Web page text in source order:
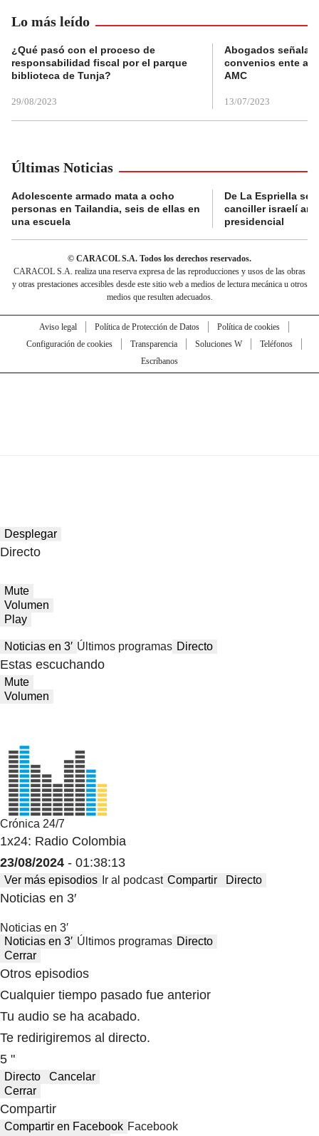
Lo más leído
¿Qué pasó con el proceso de
responsabilidad fiscal por el parque
biblioteca de Tunja?
29/08/2023
Abogados
convenios ente
AMC
13/07/2023
Últimas Noticias
Adolescente armado mata a ocho
personas en Tailandia, seis de ellas en
una escuela
De La Espriella se
canciller israelí
presidencial
© CARACOL S.A. Todos los derechos reservados.
CARACOL S.A. realiza una reserva expresa de las reproducciones y usos de las obras
y otras prestaciones accesibles desde este sitio web a medios de lectura mecánica u otros
medios que resulten adecuados.
Aviso legal Política de Protección de Datos
Política de cookies
Configuración de cookies
Transparencia Soluciones W
Teléfonos
Escríbanos
Desplegar
Directo
Mute
Volumen
Play
Noticias en 3′ Últimos programas Directo
Estas escuchando
Mute
Volumen
Crónica 24/7
1x24: Radio Colombia
23/08/2024 - 01:38:13
Ver más episodios Ir al podcast Compartir Directo
Noticias en 3′
Noticias en 3′
Noticias en 3′ Últimos programas Directo
Cerrar
Otros episodios
Cualquier tiempo pasado fue anterior
Tu audio se ha acabado.
Te redirigiremos al directo.
5 "
Directo
Cancelar
Cerrar
Compartir
Compartir en Facebook Facebook